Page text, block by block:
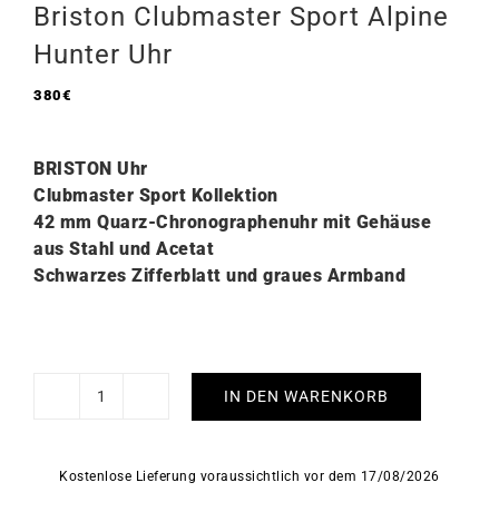
Briston Clubmaster Sport Alpine
Hunter Uhr
380€
BRISTON Uhr
Clubmaster Sport Kollektion
42 mm Quarz-Chronographenuhr mit Gehäuse
aus Stahl und Acetat
Schwarzes Zifferblatt und graues Armband
Briston
Alpine
IN DEN WARENKORB
Kostenlose Lieferung voraussichtlich vor dem 17/08/2026